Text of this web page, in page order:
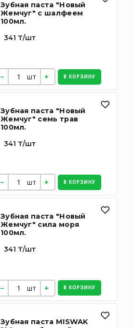
Зубная паста "Новый
Жемчуг" с шалфеем
100мл.
341 ₸/шт
шт В КОРЗИНУ
Зубная паста "Новый
Жемчуг" семь трав
100мл.
341 ₸/шт
шт В КОРЗИНУ
Зубная паста "Новый
Жемчуг" сила моря
100мл.
341 ₸/шт
шт В КОРЗИНУ
Зубная паста MISWAK